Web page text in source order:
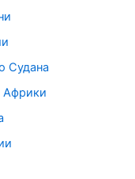
Судана
Африки